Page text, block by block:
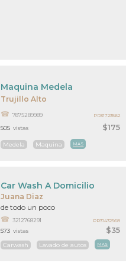
Trujillo Alto
$175
Maquina Medela
7875289989
Medela Maquina MAS
505 vistas
PR31723562
Juana Diaz
$35
Car Wash A Domicilio
de todo un poco
3212768291
Carwash Lavado de autos MAS
573 vistas
PR31432568